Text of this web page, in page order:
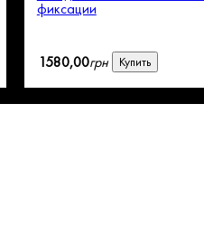
фиксации
1580,00грн Купить